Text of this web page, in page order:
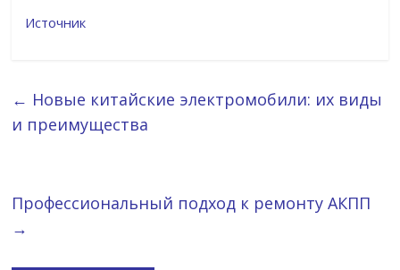
Источник
← Новые китайские электромобили: их виды
и преимущества
Профессиональный подход к ремонту АКПП
→